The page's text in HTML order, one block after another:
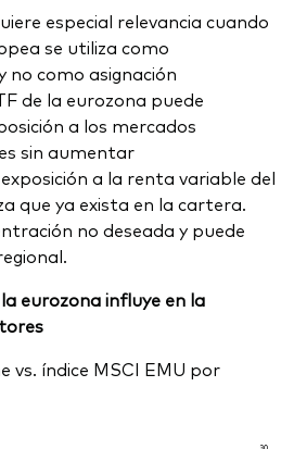
especial relevancia cuando
se utiliza como
no como asignación
de la eurozona puede
a los mercados
sin aumentar
a la renta variable del
que ya exista en la cartera.
no deseada y puede
eurozona influye en la
vs. índice MSCI EMU por